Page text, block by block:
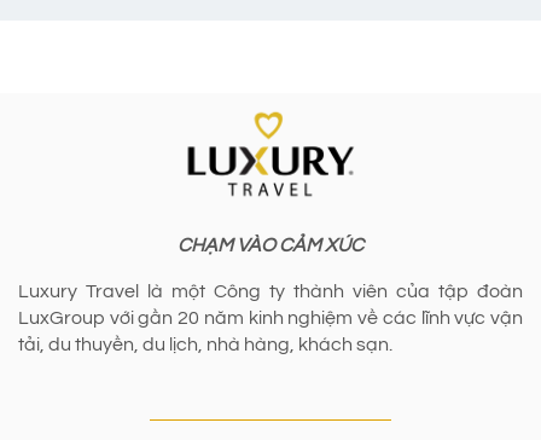
CHẠM VÀO CẢM XÚC
Luxury Travel là một Công ty thành viên của tập đoàn
LuxGroup với gần 20 năm kinh nghiệm về các lĩnh vực vận
tải, du thuyền, du lịch, nhà hàng, khách sạn.